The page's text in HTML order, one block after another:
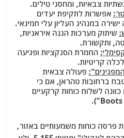
אפשרות לתקיפת יעדים
במנהיג העליון עלי חמינאי.
שיתוק מערכות הגנה איראניות,
ותקשורת.
החמרת הסנקציות ופגיעה
קריטיות.
פעולה צבאית
ברחובות טהראן, אם כי
כוונה לשלוח כוחות קרקעיים
פרסה כוחות משמעותיים באזור,